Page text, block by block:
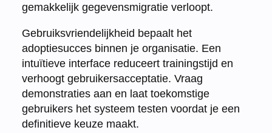
gemakkelijk gegevensmigratie verloopt.
Gebruiksvriendelijkheid bepaalt het
adoptiesucces binnen je organisatie. Een
intuïtieve interface reduceert trainingstijd en
verhoogt gebruikersacceptatie. Vraag
demonstraties aan en laat toekomstige
gebruikers het systeem testen voordat je een
definitieve keuze maakt.